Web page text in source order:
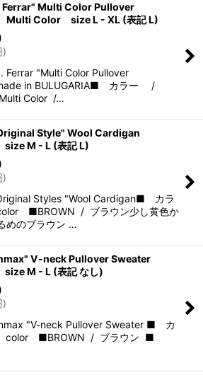
Ferrar" Multi Color Pullover
Color size L - XL (表記 L)
)
Ferrar "Multi Color Pullover
in BULUGARIA■ カラー /
Color /…
Style" Wool Cardigan
M - L (表記 L)
)
Styles "Wool Cardigan■ カラ
■BROWN / ブラウン少し黄色か
めのブラウン …
V-neck Pullover Sweater
M - L (表記 なし)
)
"V-neck Pullover Sweater ■ カ
■BROWN / ブラウン ■